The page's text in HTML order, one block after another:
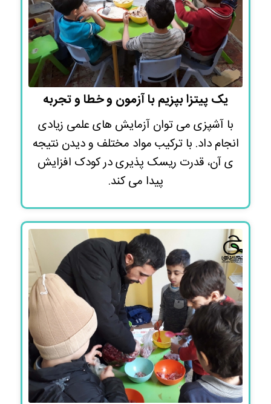
یک پیتزا بپزیم با آزمون و خطا و تجربه
با آشپزی می توان آزمایش های علمی زیادی
انجام داد. با ترکیب مواد مختلف و دیدن نتیجه
ی آن، قدرت ریسک پذیری در کودک افزایش
پیدا می کند.